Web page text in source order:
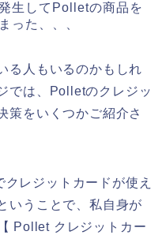
生してPolletの商品を
った、、、
る人もいるのかもしれ
では、Polletのクレジッ
策をいくつかご紹介さ
レジットカードが使え
いうことで、私自身が
Pollet クレジットカー